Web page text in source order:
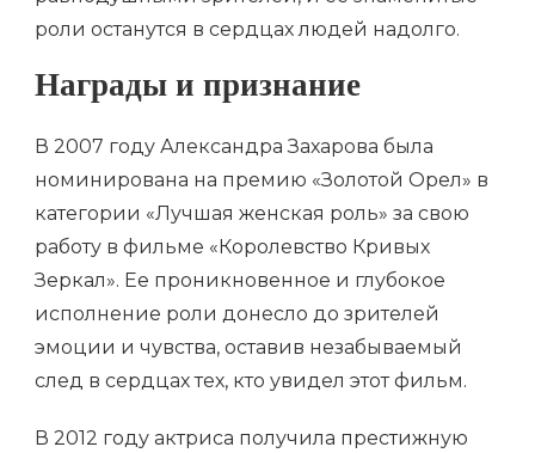
роли останутся в сердцах людей надолго.
Награды и признание
В 2007 году Александра Захарова была
номинирована на премию «Золотой Орел» в
категории «Лучшая женская роль» за свою
работу в фильме «Королевство Кривых
Зеркал». Ее проникновенное и глубокое
исполнение роли донесло до зрителей
эмоции и чувства, оставив незабываемый
след в сердцах тех, кто увидел этот фильм.
В 2012 году актриса получила престижную